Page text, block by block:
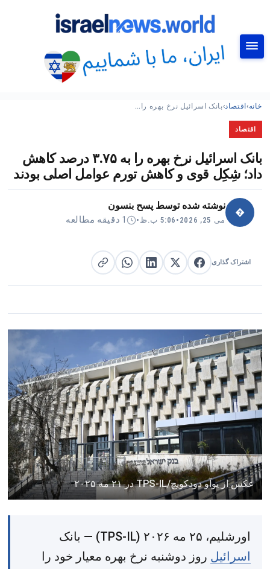
خانه› اقتصاد›بانک اسرائیل نرخ بهره را…
اقتصاد
بانک اسرائیل نرخ بهره را به ۳.۷۵ درصد کاهش
داد؛ شِکِل قوی و کاهش تورم عوامل اصلی بودند
�
نوشته شده توسط پسح بنسون
می 25, 2026 • 5:06 ب.ظ • 1 دقیقه مطالعه
اشتراک گذاری اشتراک گذاری در فیس‌بوک
اشتراک گذاری در X
اشتراک گذاری در لینکدین
اشتراک گذاری در واتساپ
کپی لینک
عکس از یوآو دودکویچ/TPS-IL در ۲۱ مه ۲۰۲۵
اورشلیم، ۲۵ مه ۲۰۲۶ (TPS-IL) — بانک
اسرائیل روز دوشنبه نرخ بهره معیار خود را